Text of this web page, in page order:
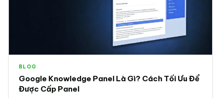
BLOG
Google Knowledge Panel Là Gì? Cách Tối Ưu Để
Được Cấp Panel